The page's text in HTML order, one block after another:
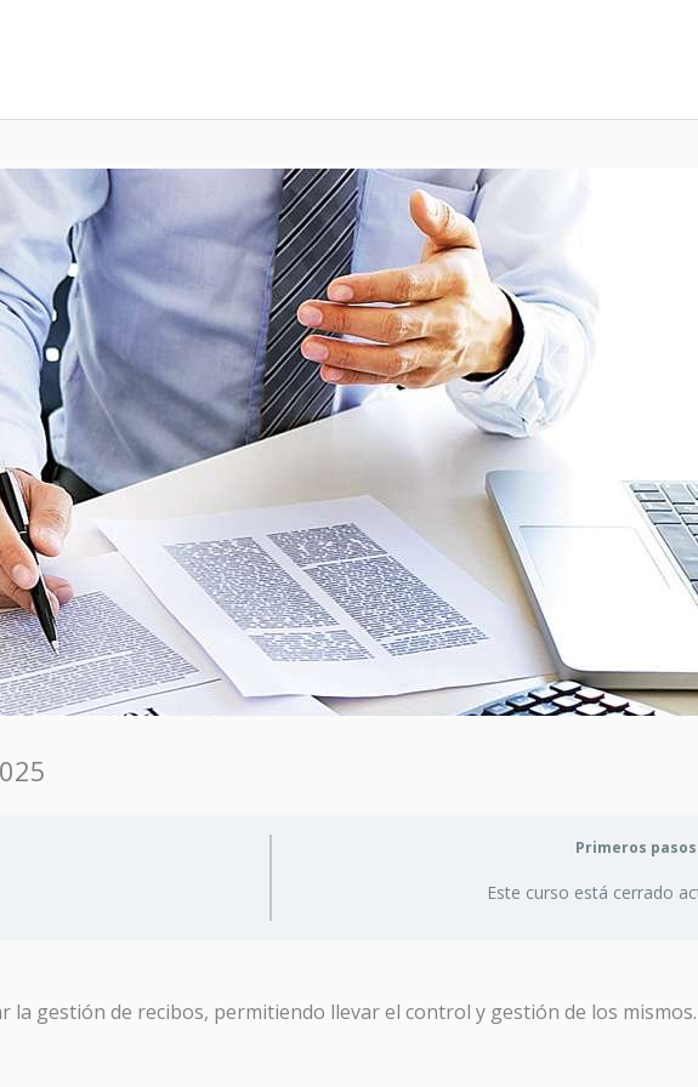
Primeros pasos
Este curso está cerrado
gestión de recibos, permitiendo llevar el control y gestión de los